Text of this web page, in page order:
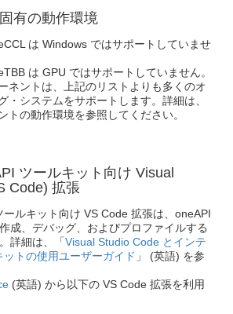
有の動作環境
は Windows ではサポートしていませ
は GPU ではサポートしていません。
ネントは、上記のリストよりも多くのオ
・システムをサポートします。詳細は、
トの動作環境を参照してください。
ツールキット向け Visual
Code) 拡張
ールキット向け VS Code 拡張は、oneAPI
成、デバッグ、およびプロファイルする
詳細は、「Visual Studio Code とインテ
トの使用ユーザーガイド 」 (英語) を参
(英語) から以下の VS Code 拡張を利用